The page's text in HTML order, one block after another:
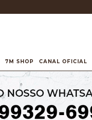
7M SHOP CANAL OFICIAL